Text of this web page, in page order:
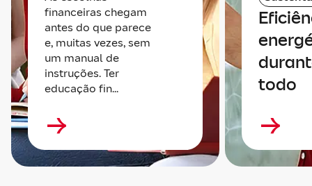
financeiras chegam
antes do que parece
e, muitas vezes, sem
um manual de
instruções. Ter
educação fin...
todo